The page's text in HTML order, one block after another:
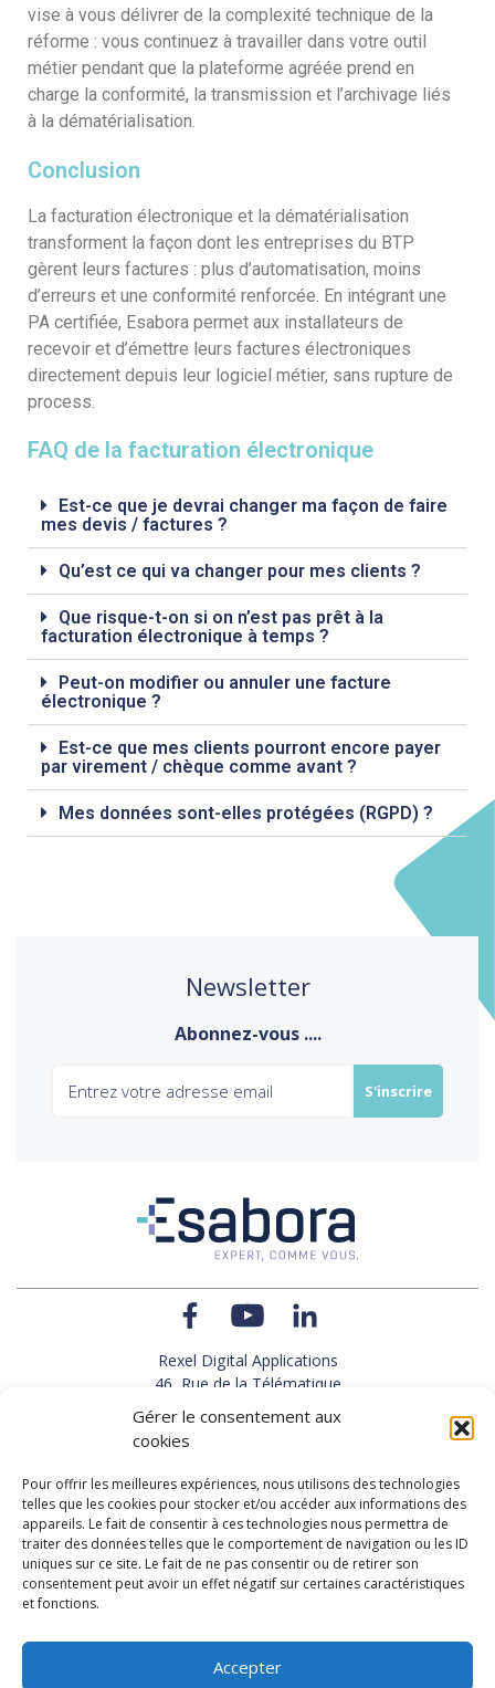
Gérer le consentement aux
cookies
Pour offrir les meilleures expériences, nous utilisons des technologies
telles que les cookies pour stocker et/ou accéder aux informations des
appareils. Le fait de consentir à ces technologies nous permettra de
traiter des données telles que le comportement de navigation ou les ID
uniques sur ce site. Le fait de ne pas consentir ou de retirer son
consentement peut avoir un effet négatif sur certaines caractéristiques
et fonctions.
Accepter
vise à vous délivrer de la complexité technique de la
réforme : vous continuez à travailler dans votre outil
métier pendant que la plateforme agréée prend en
charge la conformité, la transmission et l’archivage liés
à la dématérialisation.
Conclusion
La facturation électronique et la dématérialisation
transforment la façon dont les entreprises du BTP
gèrent leurs factures : plus d’automatisation, moins
d’erreurs et une conformité renforcée. En intégrant une
PA certifiée, Esabora permet aux installateurs de
recevoir et d’émettre leurs factures électroniques
directement depuis leur logiciel métier, sans rupture de
process.
FAQ de la facturation électronique
Est-ce que je devrai changer ma façon de faire
mes devis / factures ?
Qu’est ce qui va changer pour mes clients ?
Que risque-t-on si on n’est pas prêt à la
facturation électronique à temps ?
Peut-on modifier ou annuler une facture
électronique ?
Est-ce que mes clients pourront encore payer
par virement / chèque comme avant ?
Mes données sont-elles protégées (RGPD) ?
Newsletter
Abonnez-vous ....
Rexel Digital Applications
46, Rue de la Télématique
Le Polygone 42000 SAINT-ETIENNE
TEL : 33(0)4 77 92 28 60
FAX : 33(0)4 77 92 28 61
SUPPORT : 33(0)4 69 68 82 10
NOUS CONTACTER